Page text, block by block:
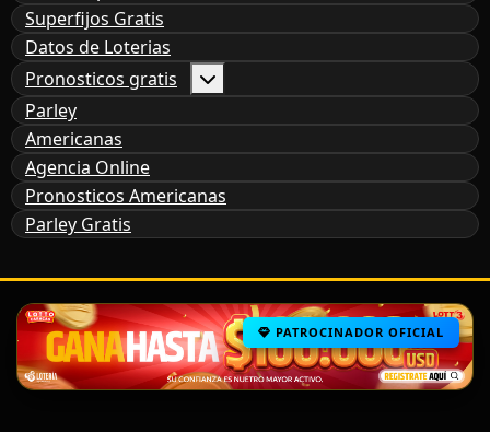
Superfijos Gratis
Datos de Loterias
Pronosticos gratis
Parley
Americanas
Agencia Online
Pronosticos Americanas
Parley Gratis
PATROCINADOR OFICIAL